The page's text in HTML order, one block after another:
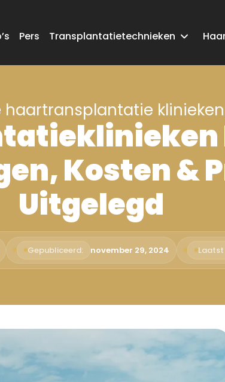
Pers Transplantatietechnieken
haartransplantatie klinieken
Kosten &
Uitgelegd
Gepubliceerd: november 29, 2024 Laatst